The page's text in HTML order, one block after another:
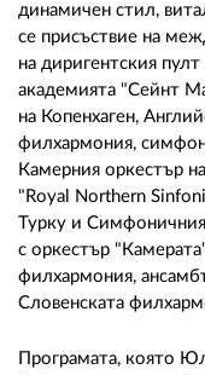
динамичен стил,
се присъствие на
на диригентския
академията "Сейнт
на Копенхаген,
филхармония,
Камерния оркестър
"Royal Northern
Турку и Симфоничния
с оркестър
филхармония,
Словенската
Програмата, която